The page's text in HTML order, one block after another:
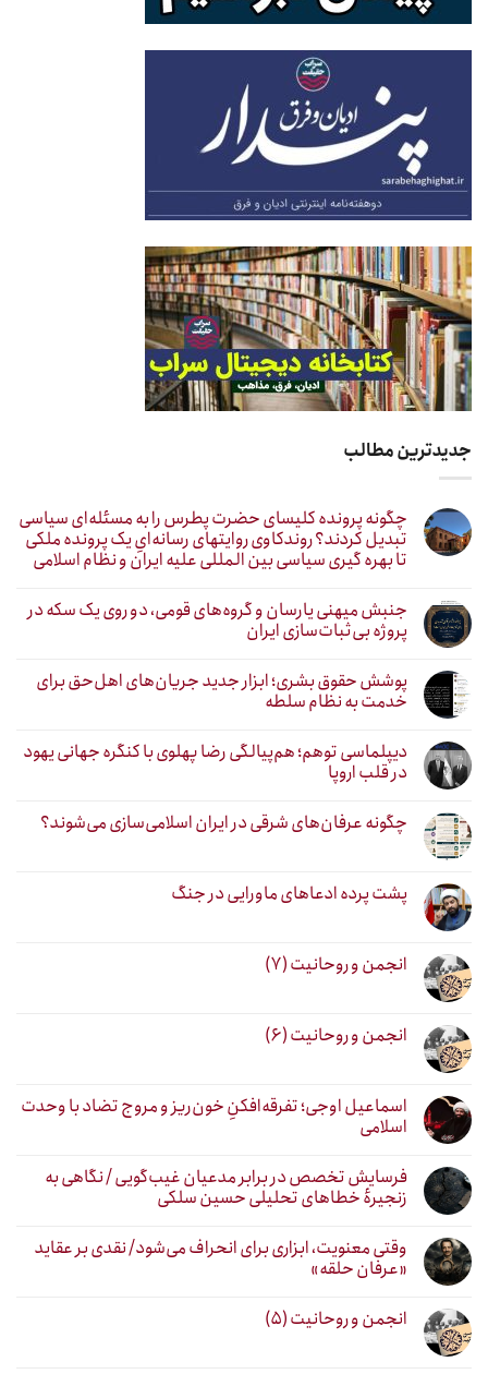
جدیدترین مطالب
چگونه پرونده کلیسای حضرت پطرس را به مسئله‌ای سیاسی
تبدیل کردند؟ روندکاوی روایتهای رسانه‌ایِ یک پرونده ملکی
تا بهره گیری سیاسی بین المللی علیه ایران و نظام اسلامی
جنبش میهنی یارسان و گروه‌های قومی، دو روی یک سکه در
پروژه بی‌ثبات‌سازی ایران
پوشش حقوق بشری؛ ابزار جدید جریان‌های اهل‌حق برای
خدمت به نظام سلطه
دیپلماسی توهم؛ هم‌پیالگی رضا پهلوی با کنگره جهانی یهود
در قلب اروپا
چگونه عرفان‌های شرقی در ایران اسلامی‌سازی می‌شوند؟
پشت پرده ادعاهای ماورایی در جنگ
انجمن و روحانیت (۷)
انجمن و روحانیت (۶)
اسماعیل اوجی؛ تفرقه‌افکنِ خون‌ریز و مروج تضاد با وحدت
اسلامی
فرسایش تخصص در برابر مدعیان غیب‌گویی / نگاهی به
زنجیرهٔ خطاهای تحلیلی حسین سلکی
وقتی معنویت، ابزاری برای انحراف می‌شود/ نقدی بر عقاید
«عرفان حلقه»
انجمن و روحانیت (۵)